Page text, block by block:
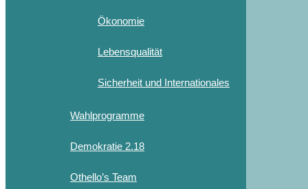
Ökonomie
Lebensqualität
Sicherheit und Internationales
Wahlprogramme
Demokratie 2.18
Othello’s Team